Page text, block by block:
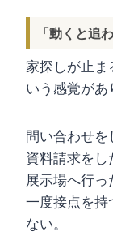
「動くと追
家探しが止ま
いう感覚があ
問い合わせを
資料請求をし
展示場へ行っ
一度接点を持
ない。